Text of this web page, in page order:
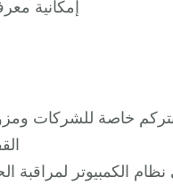
إمكانية
خاصة للشركات
الكمبيوتر